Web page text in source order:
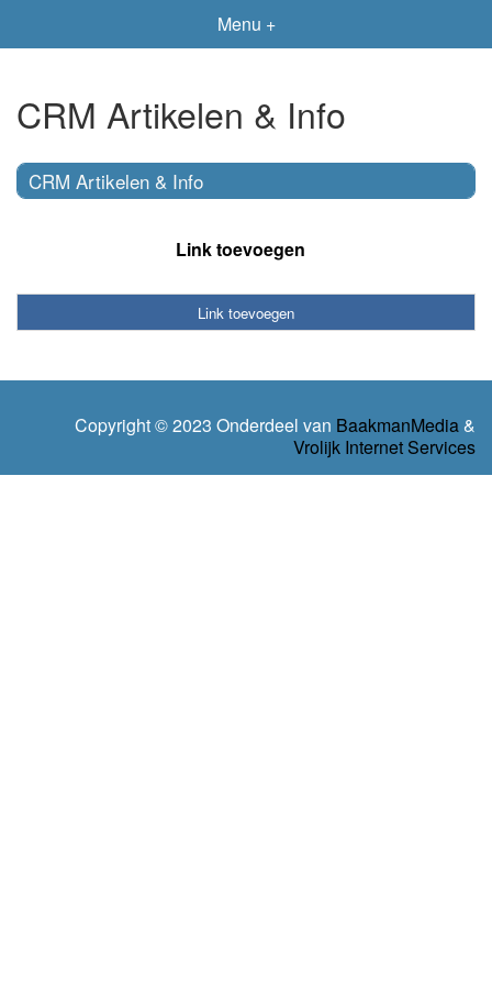
Menu +
CRM Artikelen & Info
CRM Artikelen & Info
Link toevoegen
Link toevoegen
Copyright © 2023 Onderdeel van BaakmanMedia&
Vrolijk Internet Services